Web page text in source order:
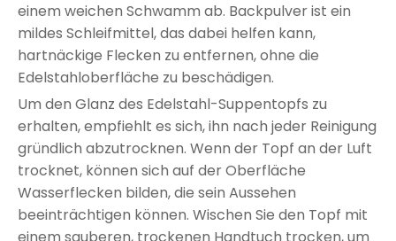
einem weichen Schwamm ab. Backpulver ist ein
mildes Schleifmittel, das dabei helfen kann,
hartnäckige Flecken zu entfernen, ohne die
Edelstahloberfläche zu beschädigen.
Um den Glanz des Edelstahl-Suppentopfs zu
erhalten, empfiehlt es sich, ihn nach jeder Reinigung
gründlich abzutrocknen. Wenn der Topf an der Luft
trocknet, können sich auf der Oberfläche
Wasserflecken bilden, die sein Aussehen
beeinträchtigen können. Wischen Sie den Topf mit